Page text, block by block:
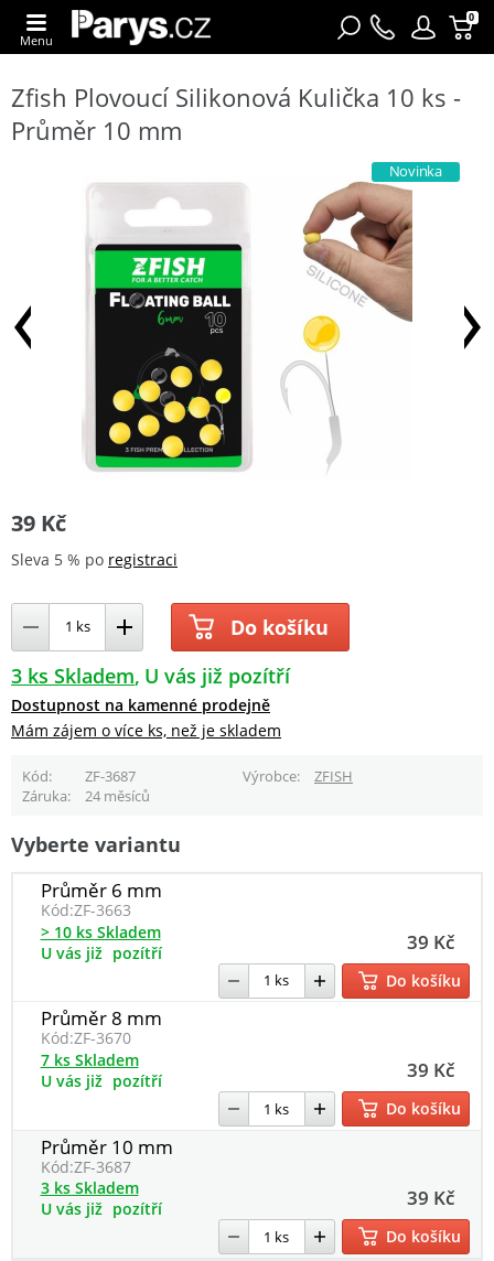
0
Menu
Zfish Plovoucí Silikonová Kulička 10 ks -
Průměr 10 mm
Novinka
39 Kč
Sleva 5 % po registraci
Do košíku
3 ks Skladem U vás již pozítří
Dostupnost na kamenné prodejně
Mám zájem o více ks, než je skladem
Kód ZF-3687 Výrobce
ZFISH
Záruka
24 měsíců
Vyberte variantu
Průměr 6 mm
Kód:ZF-3663
39 Kč
> 10 ks Skladem
U vás již pozítří
Do košíku
Průměr 8 mm
Kód:ZF-3670
39 Kč
7 ks Skladem
U vás již pozítří
Do košíku
Průměr 10 mm
Kód:ZF-3687
39 Kč
3 ks Skladem
U vás již pozítří
Do košíku